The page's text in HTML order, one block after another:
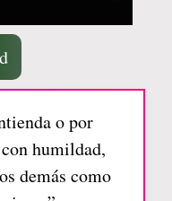
o por
humildad,
demás como